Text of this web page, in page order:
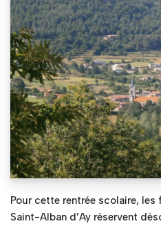
Pour cette rentrée scolaire,
Saint-Alban d’Ay réservent